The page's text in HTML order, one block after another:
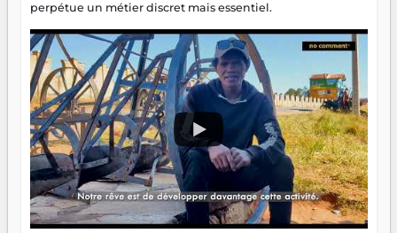
perpétue un métier discret mais essentiel.